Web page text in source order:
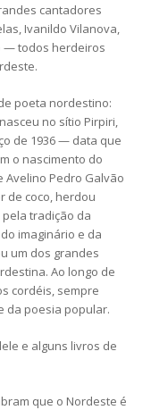
cantadores
Ivanildo Vilanova,
— todos herdeiros
poeta nordestino:
no sítio Pirpiri,
de 1936 — data que
o nascimento do
Avelino Pedro Galvão
de coco, herdou
tradição da
imaginário e da
um dos grandes
Ao longo de
cordéis, sempre
da poesia popular.
e alguns livros de
que o Nordeste é